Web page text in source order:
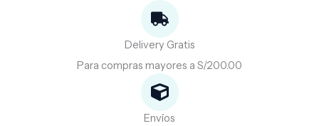
Delivery Gratis
Para compras mayores a S/200.00
Envíos